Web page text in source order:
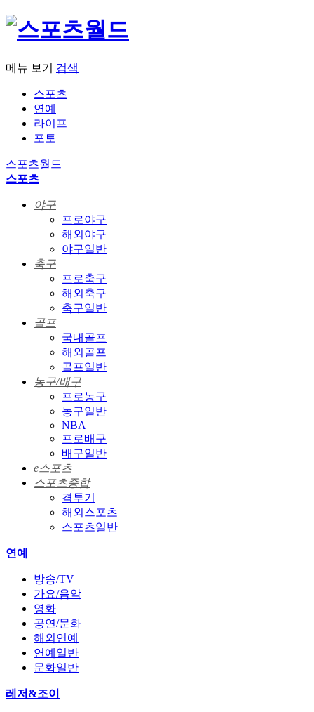
메뉴 보기 검색
스포츠
연예
라이프
포토
스포츠월드
스포츠
야구
프로야구
해외야구
야구일반
축구
프로축구
해외축구
축구일반
골프
국내골프
해외골프
골프일반
농구/배구
프로농구
농구일반
NBA
프로배구
배구일반
e스포츠
스포츠종합
격투기
해외스포츠
스포츠일반
연예
방송/TV
가요/음악
영화
공연/문화
해외연예
연예일반
문화일반
레저&조이